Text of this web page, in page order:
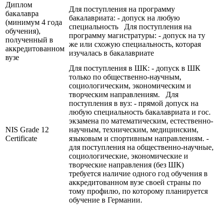
Диплом
бакалавра
(минимум 4 года
обучения),
полученный в
аккредитованном
вузе
Для поступления на программу
бакалавриата: - допуск на любую
специальность Для поступления на
программу магистратуры: - допуск на ту
же или схожую специальность, которая
изучалась в бакалавриате
NIS Grade 12
Certificate
Для поступления в ШК: - допуск в ШК
только по общественно-научным,
социологическим, экономическим и
творческим направлениям. Для
поступления в вуз: - прямой допуск на
любую специальность бакалавриата и гос.
экзамена по математическим, естественно-
научным, техническим, медицинским,
языковым и спортивным направлениям. -
для поступления на общественно-научные,
социологические, экономические и
творческие направления (без ШК)
требуется наличие одного год обучения в
аккредитованном вузе своей страны по
тому профилю, по которому планируется
обучение в Германии.